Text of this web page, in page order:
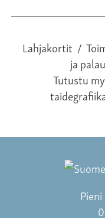
Lahjakortit /
ja
Tutustu